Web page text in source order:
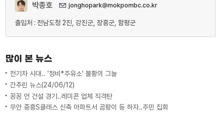
박종호 jonghopark@mokpombc.co.kr
출입처 : 전남도청 2진, 강진군, 장흥군, 함평군
많이 본 뉴스
전기차 시대.. '정비*주유소' 불황의 그늘
간추린 뉴스(24/06/12)
꽁꽁 언 건설 경기..레미콘 업체 직격탄
무안 중흥S클래스 신축 아파트서 곰팡이 등 하자..주민 집회